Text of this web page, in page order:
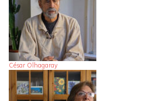
César Olhagaray